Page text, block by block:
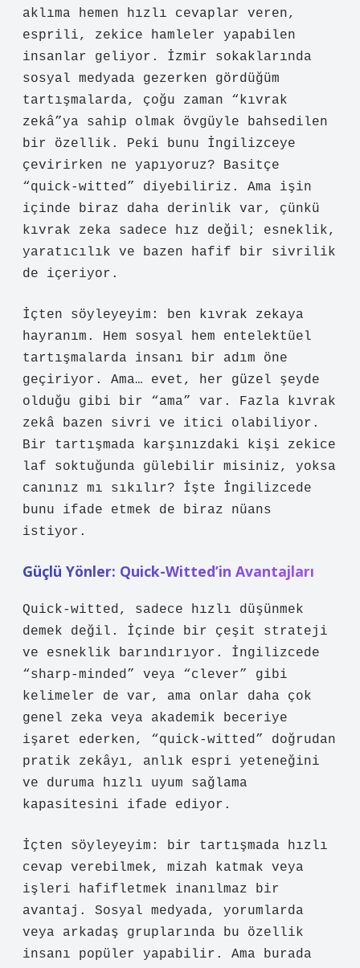
aklıma hemen hızlı cevaplar veren,
esprili, zekice hamleler yapabilen
insanlar geliyor. İzmir sokaklarında
sosyal medyada gezerken gördüğüm
tartışmalarda, çoğu zaman “kıvrak
zekâ”ya sahip olmak övgüyle bahsedilen
bir özellik. Peki bunu İngilizceye
çevirirken ne yapıyoruz? Basitçe
“quick-witted” diyebiliriz. Ama işin
içinde biraz daha derinlik var, çünkü
kıvrak zeka sadece hız değil; esneklik,
yaratıcılık ve bazen hafif bir sivrilik
de içeriyor.
İçten söyleyeyim: ben kıvrak zekaya
hayranım. Hem sosyal hem entelektüel
tartışmalarda insanı bir adım öne
geçiriyor. Ama… evet, her güzel şeyde
olduğu gibi bir “ama” var. Fazla kıvrak
zekâ bazen sivri ve itici olabiliyor.
Bir tartışmada karşınızdaki kişi zekice
laf soktuğunda gülebilir misiniz, yoksa
canınız mı sıkılır? İşte İngilizcede
bunu ifade etmek de biraz nüans
istiyor.
Güçlü Yönler: Quick-Witted’in Avantajları
Quick-witted, sadece hızlı düşünmek
demek değil. İçinde bir çeşit strateji
ve esneklik barındırıyor. İngilizcede
“sharp-minded” veya “clever” gibi
kelimeler de var, ama onlar daha çok
genel zeka veya akademik beceriye
işaret ederken, “quick-witted” doğrudan
pratik zekâyı, anlık espri yeteneğini
ve duruma hızlı uyum sağlama
kapasitesini ifade ediyor.
İçten söyleyeyim: bir tartışmada hızlı
cevap verebilmek, mizah katmak veya
işleri hafifletmek inanılmaz bir
avantaj. Sosyal medyada, yorumlarda
veya arkadaş gruplarında bu özellik
insanı popüler yapabilir. Ama burada